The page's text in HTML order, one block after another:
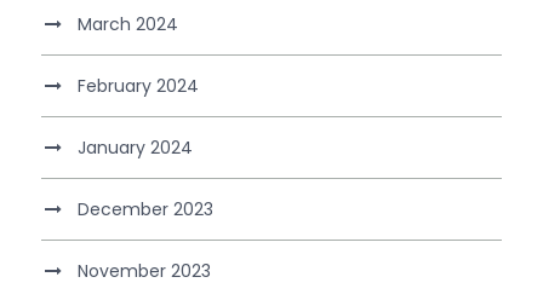
March 2024
February 2024
January 2024
December 2023
November 2023